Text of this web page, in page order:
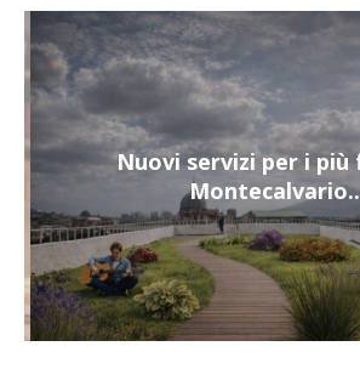
Nuovi servizi per i più
Montecalvario...